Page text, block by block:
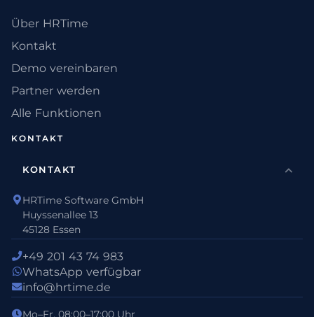
Über HRTime
Kontakt
Demo vereinbaren
Partner werden
Alle Funktionen
KONTAKT
KONTAKT
HRTime Software GmbH
Huyssenallee 13
45128 Essen
+49 201 43 74 983
WhatsApp verfügbar
info@hrtime.de
Mo–Fr, 08:00–17:00 Uhr